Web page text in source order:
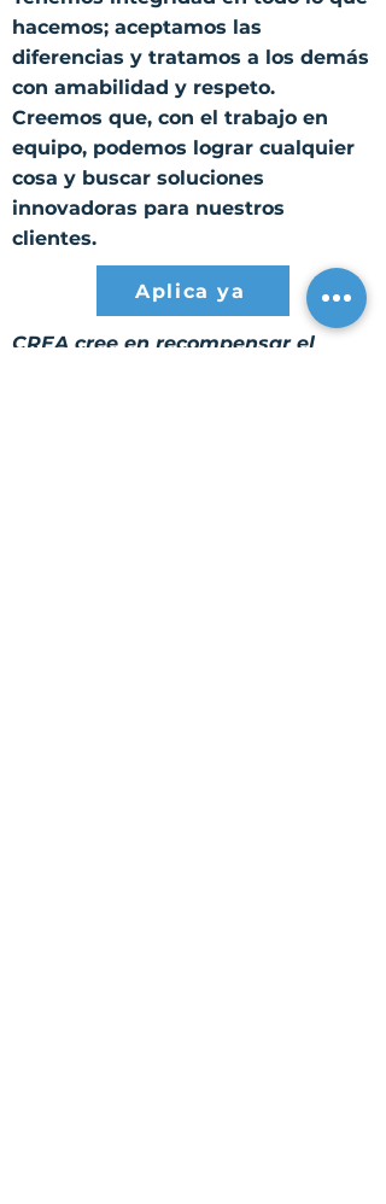
hacemos; aceptamos las
diferencias y tratamos a los demás
con amabilidad y respeto.
Creemos que, con el trabajo en
equipo, podemos lograr cualquier
cosa y buscar soluciones
innovadoras para nuestros
clientes.
Aplica ya
CREA cree en recompensar el